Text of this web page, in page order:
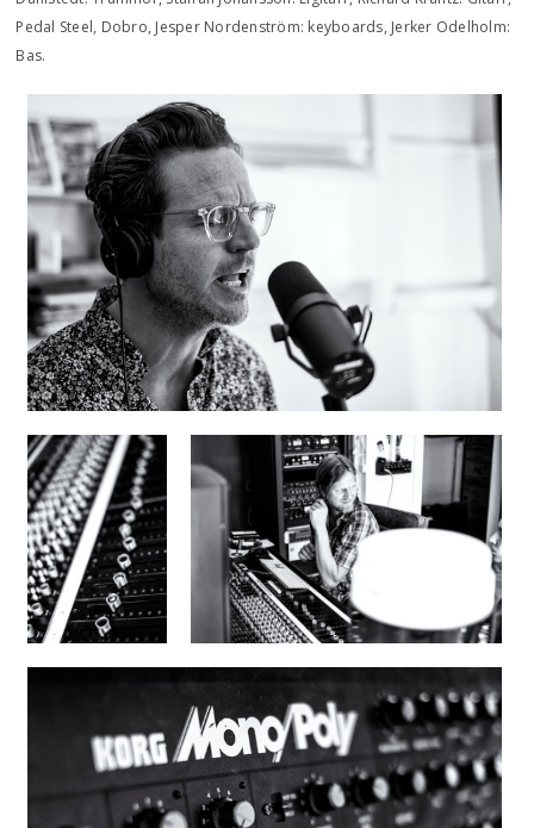
Pedal Steel, Dobro, Jesper Nordenström: keyboards, Jerker Odelholm:
Bas.